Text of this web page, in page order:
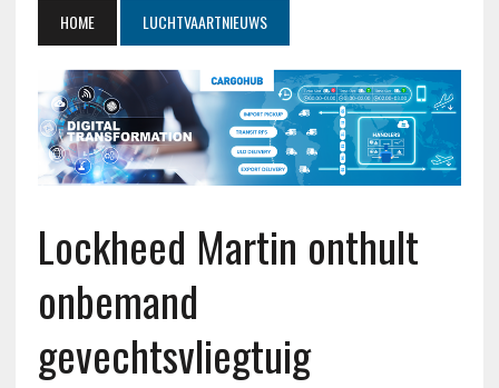
HOME LUCHTVAARTNIEUWS
Lockheed Martin onthult
onbemand
gevechtsvliegtuig